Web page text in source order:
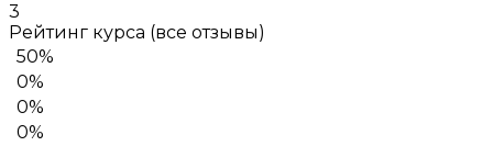
3
Рейтинг курса (все отзывы)
50%
0%
0%
0%